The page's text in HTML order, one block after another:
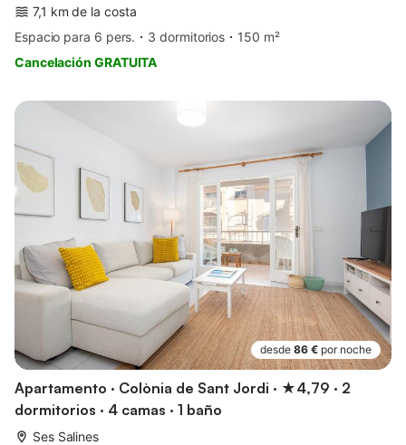
7,1 km de la costa
Espacio para 6 pers.
3 dormitorios
150 m²
Cancelación GRATUITA
desde 86 € por noche
Apartamento · Colònia de Sant Jordi · ★4,79 · 2
dormitorios · 4 camas · 1 baño
Ses Salines